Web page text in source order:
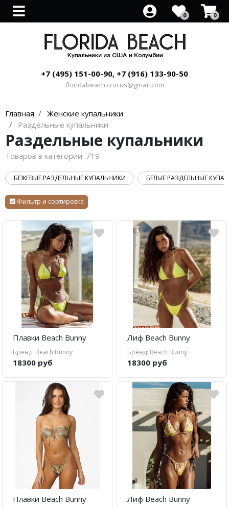
0 0
+7 (495) 151-00-90, +7 (916) 133-90-50
floridabeach.crocus@gmail.com
Главная
Женские купальники
Раздельные купальники
Раздельные купальники
Товаров в категории: 719
БЕЖЕВЫЕ РАЗДЕЛЬНЫЕ КУПАЛЬНИКИ БЕЛЫЕ РАЗДЕЛЬНЫЕ
Фильтр и сортировка
Плавки Beach Bunny
Бренд: Beach Bunny
18300 руб
Лиф Beach Bunny
Бренд: Beach Bunny
18300 руб
Плавки Beach Bunny Лиф Beach Bunny
Все товары
Спортивные для бассейна
Утягивающие купальники
Купальник с вырезом
Рашгард купальники
Купальники с открытой спиной
Купальники на одно плечо
Все товары
Beach Riot
Luli Fama
PILYQ
VITAMIN A
Boamar
Lenny Niemeyer
Nuria Ferrer
Bond-eye
Heroine Sport
Milonga
Tkees